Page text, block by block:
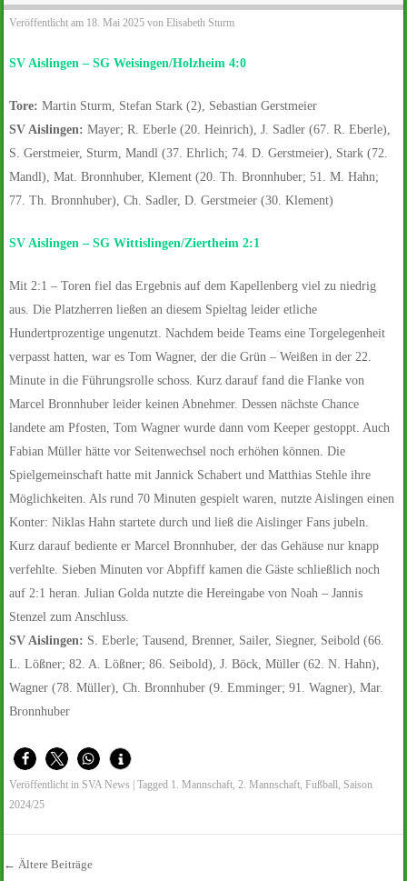
Veröffentlicht am 18. Mai 2025 vonElisabeth Sturm
SV Aislingen – SG Weisingen/Holzheim 4:0
Tore: Martin Sturm, Stefan Stark (2), Sebastian Gerstmeier
SV Aislingen:Mayer; R. Eberle (20. Heinrich), J. Sadler (67. R. Eberle),
S. Gerstmeier, Sturm, Mandl (37. Ehrlich; 74. D. Gerstmeier), Stark (72.
Mandl), Mat. Bronnhuber, Klement (20. Th. Bronnhuber; 51. M. Hahn;
77. Th. Bronnhuber), Ch. Sadler, D. Gerstmeier (30. Klement)
SV Aislingen – SG Wittislingen/Ziertheim 2:1
Mit 2:1 – Toren fiel das Ergebnis auf dem Kapellenberg viel zu niedrig
aus. Die Platzherren ließen an diesem Spieltag leider etliche
Hundertprozentige ungenutzt. Nachdem beide Teams eine Torgelegenheit
verpasst hatten, war es Tom Wagner, der die Grün – Weißen in der 22.
Minute in die Führungsrolle schoss. Kurz darauf fand die Flanke von
Marcel Bronnhuber leider keinen Abnehmer. Dessen nächste Chance
landete am Pfosten, Tom Wagner wurde dann vom Keeper gestoppt. Auch
Fabian Müller hätte vor Seitenwechsel noch erhöhen können. Die
Spielgemeinschaft hatte mit Jannick Schabert und Matthias Stehle ihre
Möglichkeiten. Als rund 70 Minuten gespielt waren, nutzte Aislingen einen
Konter: Niklas Hahn startete durch und ließ die Aislinger Fans jubeln.
Kurz darauf bediente er Marcel Bronnhuber, der das Gehäuse nur knapp
verfehlte. Sieben Minuten vor Abpfiff kamen die Gäste schließlich noch
auf 2:1 heran. Julian Golda nutzte die Hereingabe von Noah – Jannis
Stenzel zum Anschluss.
SV Aislingen: S. Eberle; Tausend, Brenner, Sailer, Siegner, Seibold (66.
L. Lößner; 82. A. Lößner; 86. Seibold), J. Böck, Müller (62. N. Hahn),
Wagner (78. Müller), Ch. Bronnhuber (9. Emminger; 91. Wagner), Mar.
Bronnhuber
Veröffentlicht in SVA News |Tagged 1. Mannschaft,2. Mannschaft,Fußball, Saison
2024/25
← Ältere Beiträge